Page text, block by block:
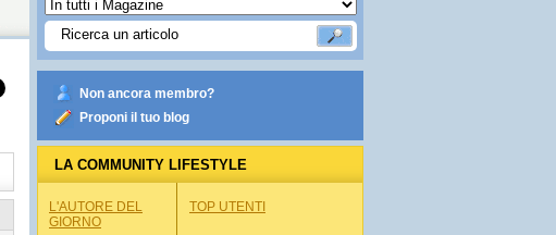
Non ancora membro?
Proponi il tuo blog
LA COMMUNITY LIFESTYLE
L'AUTORE DEL
GIORNO
TOP UTENTI